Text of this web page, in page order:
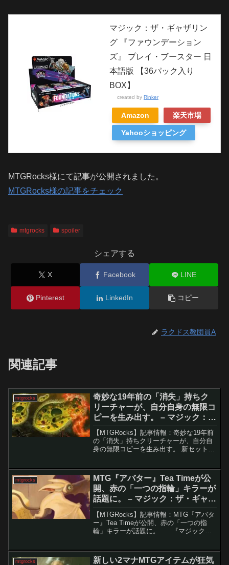
マジック：ザ・ギャザリン
グ 『ファウンデーション
ズ』 プレイ・ブースター 日
本語版 【36パック入り
BOX】
created by Rinker
Amazon 楽天市場
Yahooショッピング
MTGRocks様にて記事が公開されました。
MTGRocks様の記事をチェック
mtgrocks spoiler
シェアする
X Facebook LINE
Pinterest LinkedIn コピー
ラクドス教団員A
関連記事
mtgrocks
奇妙な19年前の「消失」持ちク
リーチャーが、自分自身の無限コ
ピーを生み出す。 – マジック：
ザ・ギャザリング
【MTGRocks】記事情報：奇妙な19年前
の「消失」持ちクリーチャーが、自分自
身の無限コピーを生み出す。 新セットご
いものも多く存在する。その中で「消
失」という一見...
mtgrocks
MTG『アバター』Tea Timeが公
開、赤の「一つの指輪」キラーが
話題に。 – マジック：ザ・ギャザ
リング
【MTGRocks】記事情報：MTG『アバタ
ー』Tea Timeが公開、赤の「一つの指
輪」キラーが話題に。 『マジック：
まり、競技環境向けの強力カードや...
mtgrocks
新しい2マナMTGアイテムが狂気